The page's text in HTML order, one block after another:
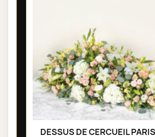
DESSUS DE CERCUEIL